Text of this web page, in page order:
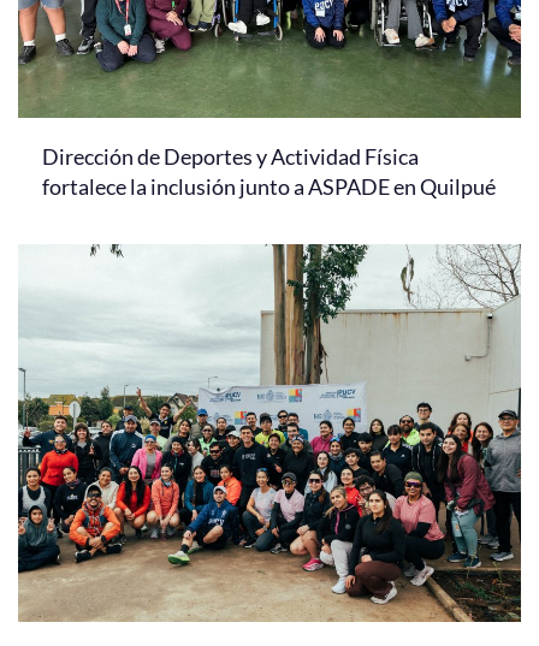
Dirección de Deportes y Actividad Física
fortalece la inclusión junto a ASPADE en Quilpué